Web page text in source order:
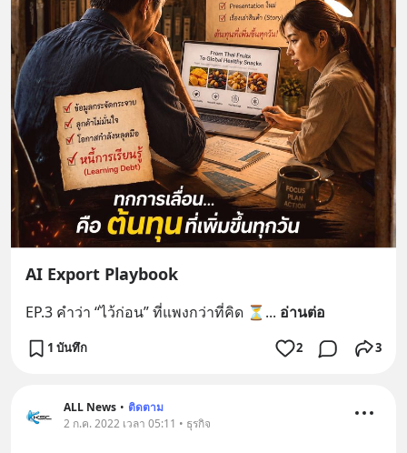
AI Export Playbook
EP.3 คำว่า “ไว้ก่อน” ที่แพงกว่าที่คิด ⏳ ... อ่านต่อ
1 บันทึก 2 3
ALL News • ติดตาม
2 ก.ค. 2022 เวลา 05:11 • ธุรกิจ